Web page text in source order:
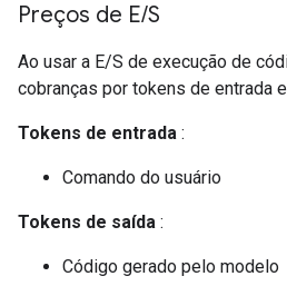
Preços de E/S
Ao usar a E/S de execução de
cobranças por tokens de entrada
Tokens de entrada :
Comando do usuário
Tokens de saída :
Código gerado pelo modelo